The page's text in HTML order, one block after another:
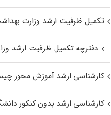
تکمیل ظرفیت ارشد وزارت بهداشت
دفترچه تکمیل ظرفیت ارشد
کارشناسی ارشد آموزش محور
کارشناسی ارشد بدون کنکور